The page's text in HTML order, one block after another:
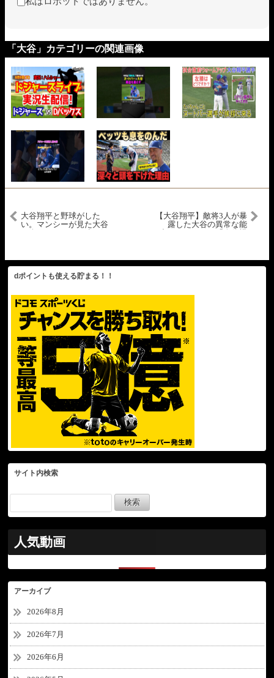
「大谷」カテゴリーの関連画像
大谷翔平と野球がした
い。マンシーが見た大谷
でもマンシーの物語も最
高なんだぜ。」
【大谷翔平】敵将3人が暴
露した大谷の異常な能
dポイントも使える貯まる！！
サイト内検索
人気動画
アーカイブ
2026年8月
2026年7月
2026年6月